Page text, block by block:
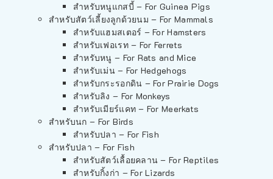
สำหรับหนูแกสบี้ – For Guinea Pigs
สำหรับสัตว์เลี้ยงลูกด้วยนม – For Mammals
สำหรับแฮมสเตอร์ – For Hamsters
สำหรับเฟอเรท – For Ferrets
สำหรับหนู – For Rats and Mice
สำหรับเม่น – For Hedgehogs
สำหรับกระรอกดิน – For Prairie Dogs
สำหรับลิง – For Monkeys
สำหรับเมียร์แคท – For Meerkats
สำหรับนก – For Birds
สำหรับปลา – For Fish
สำหรับปลา – For Fish
สำหรับสัตว์เลื้อยคลาน – For Reptiles
สำหรับกิ้งก่า – For Lizards